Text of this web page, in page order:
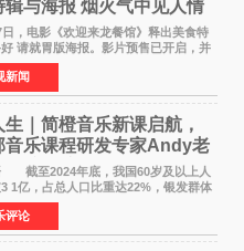
辑与海报 烟火气中见人情
电影《欢迎来龙餐馆》释出美食特
请就胃版海报。影片预售已开启，并
至10日14:00-21:00举行全国超前点
《欢迎来龙餐馆》作为战争美食喜剧大
中国
新闻
生｜简橙音乐新课启航，
音乐课程研发专家Andy老
入驻领航银龄琴声
至2024年底，我国60岁及以上人
1亿，占总人口比重达22%，银发群体
需求日益凸显。2024年1月，国务院办
《关于发展银发经济增进老年人福祉的
这是
评论